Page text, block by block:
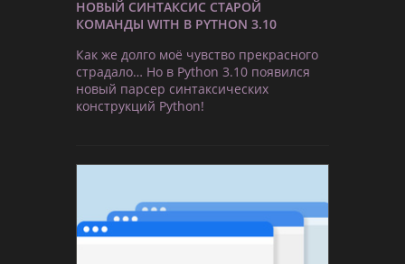
НОВЫЙ СИНТАКСИС СТАРОЙ
КОМАНДЫ WITH В PYTHON 3.10
Как же долго моё чувство прекрасного
страдало… Но в Python 3.10 появился
новый парсер синтаксических
конструкций Python!